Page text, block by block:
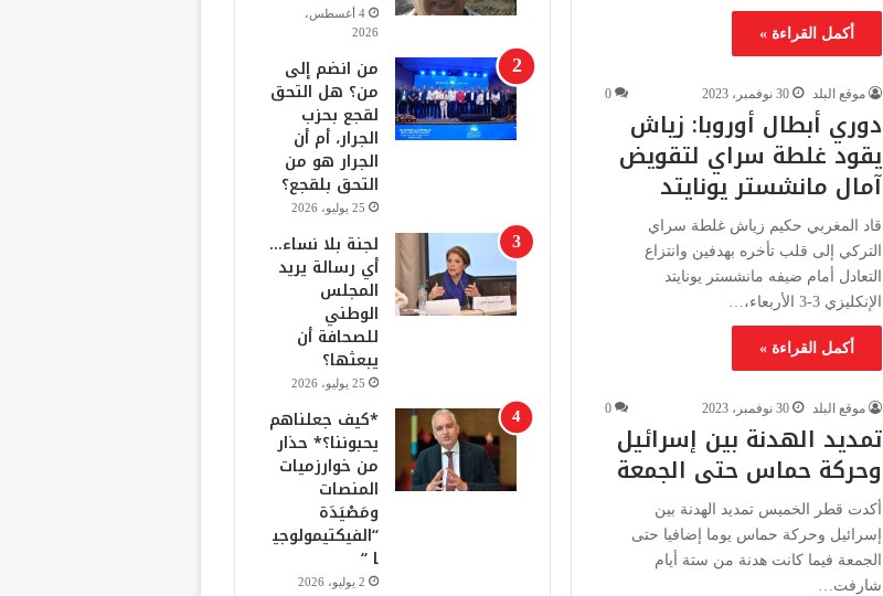
أكمل القراءة »
موقع البلد 30 نوفمبر، 2023 0
دوري أبطال أوروبا: زياش
يقود غلطة سراي لتقويض
آمال مانشستر يونايتد
قاد المغربي حكيم زياش غلطة سراي
التركي إلى قلب تأخره بهدفين وانتزاع
التعادل أمام ضيفه مانشستر يونايتد
الإنكليزي 3-3 الأربعاء،…
أكمل القراءة »
موقع البلد 30 نوفمبر، 2023 0
تمديد الهدنة بين إسرائيل
وحركة حماس حتى الجمعة
أكدت قطر الخميس تمديد الهدنة بين
إسرائيل وحركة حماس يوما إضافيا حتى
الجمعة فيما كانت هدنة من ستة أيام
شارفت…
b
4 أغسطس،
2026
من انضم إلى
من؟ هل التحق
لقجع بحزب
الجرار، أم أن
الجرار هو من
التحق بلقجع؟
25 يوليو، 2026
لجنة بلا نساء…
أي رسالة يريد
المجلس
الوطني
للصحافة أن
يبعثها؟
25 يوليو، 2026
*كيف جعلناهم
يحبوننا؟* حذار
من خوارزميات
المنصات
ومَصْيَدَة
“الفيكتيمولوجي
ا “
2 يوليو، 2026